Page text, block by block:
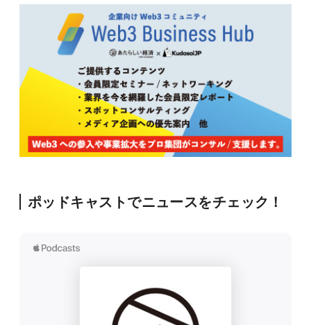
ポッドキャストでニュースをチェック！